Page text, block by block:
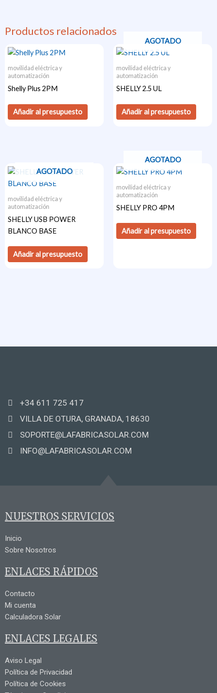
Productos relacionados
movilidad eléctrica y
automatización
Shelly Plus 2PM
Añadir al presupuesto
AGOTADO
movilidad eléctrica y
automatización
SHELLY 2.5 UL
Añadir al presupuesto
AGOTADO
movilidad eléctrica y
automatización
SHELLY USB POWER
BLANCO BASE
Añadir al presupuesto
AGOTADO
movilidad eléctrica y
automatización
SHELLY PRO 4PM
Añadir al presupuesto
+34 611 725 417
VILLA DE OTURA, GRANADA, 18630
SOPORTE@LAFABRICASOLAR.COM
INFO@LAFABRICASOLAR.COM
NUESTROS SERVICIOS
Inicio
Sobre Nosotros
ENLACES RÁPIDOS
Contacto
Mi cuenta
Calculadora Solar
ENLACES LEGALES
Aviso Legal
Política de Privacidad
Política de Cookies